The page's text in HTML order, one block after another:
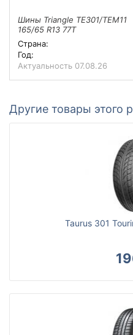
Шины Triangle TE301/TEM11
165/65 R13 77T
Страна:
Год:
Актуальность 07.08.26
Другие товары этого
Taurus 301